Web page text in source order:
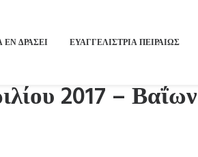
ΕΝ ΔΡΑΣΕΙ ΕΥΑΓΓΕΛΙΣΤΡΙΑ ΠΕΙΡΑΙΏΣ
2017 – Βαΐων